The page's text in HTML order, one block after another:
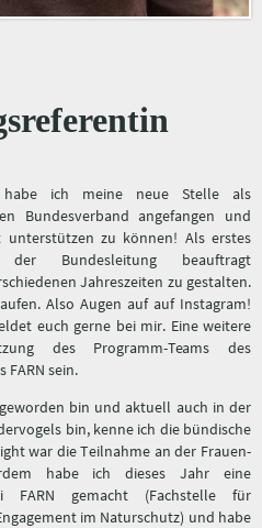
ich meine neue Stelle als
Bundesverband angefangen und
zu können! Als erstes
Bundesleitung beauftragt
Jahreszeiten zu gestalten.
Also Augen auf auf Instagram!
euch gerne bei mir. Eine weitere
des Programm-Teams des
FARN sein.
bin und aktuell auch in der
bin, kenne ich die bündische
war die Teilnahme an der Frauen-
habe ich dieses Jahr eine
FARN gemacht (Fachstelle für
im Naturschutz) und habe